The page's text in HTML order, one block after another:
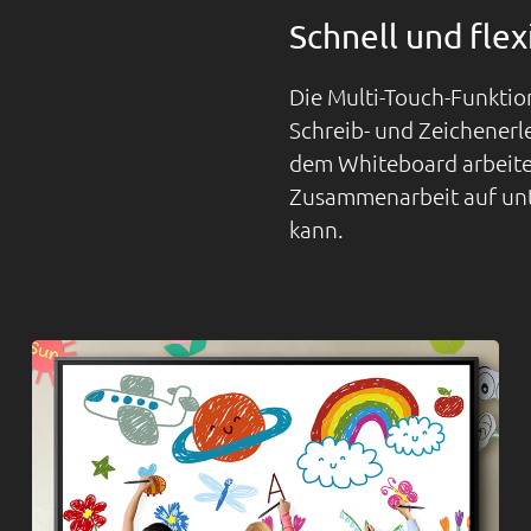
Schnell und
Die Multi-Touch-
Schreib- und
dem Whiteboard
Zusammenarbeit auf
kann.